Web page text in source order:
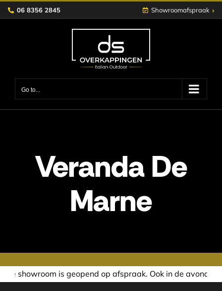
Skip
to
06 8356 2845 Showroomafspraak ›
Go to...
Veranda De
Marne
op afspraak. Ook in de avond of in het weekend